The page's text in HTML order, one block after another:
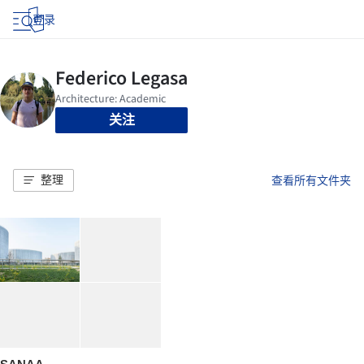
登录
关注
整理 查看所有文件夹